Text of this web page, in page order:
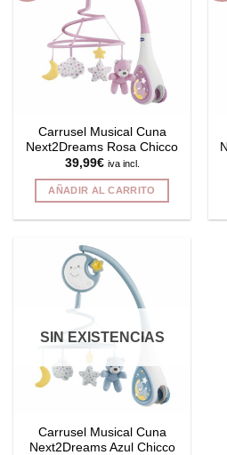
Carrusel Musical Cuna
Next2Dreams Rosa Chicco
39,99€ iva incl.
AÑADIR AL CARRITO
SIN EXISTENCIAS
Carrusel Musical Cuna
Next2Dreams Azul Chicco